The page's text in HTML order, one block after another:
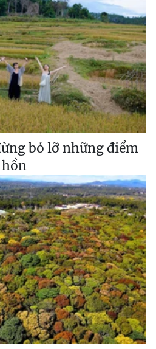
bỏ lỡ những điểm